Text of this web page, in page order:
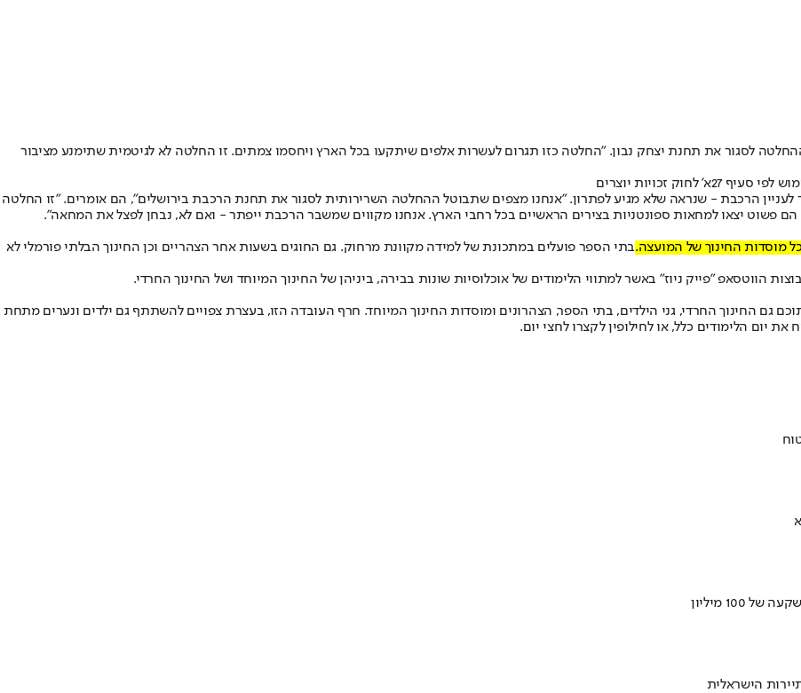
לסגור את תחנת יצחק נבון. "החלטה כזו תגרום לעשרות אלפים שיתקעו בכל הארץ ויחסמו צמתים. זו החלטה לא לגיטמית שתימנע מציבור
זכויות יוצרים
הרכבת - שנראה שלא מגיע לפתרון. "אנחנו מצפים שתבוטל ההחלטה השרירותית לסגור את תחנת הרכבת בירושלים", הם אומרים. "זו החלטה
הם פשוט יצאו למחאות ספונטניות בצירים הראשיים בכל רחבי הארץ. אנחנו מקווים שמשבר הרכבת ייפתר - ואם לא, נבחן לפצל את המחאה".
מוסדות החינוך של המועצה.בתי הספר פועלים במתכונת של למידה מקוונת מרחוק. גם החוגים בשעות אחר הצהריים וכן החינוך הבלתי פורמלי לא
הווטסאפ "פייק ניוז" באשר למתווי הלימודים של אוכלוסיות שונות בבירה, ביניהן של החינוך המיוחד ושל החינוך החרדי.
גם החינוך החרדי, גני הילדים, בתי הספר, הצהרונים ומוסדות החינוך המיוחד. חרף העובדה הזו, בעצרת צפויים להשתתף גם ילדים ונערים מתחת
הישראלית